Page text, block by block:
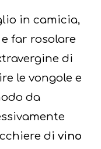
in camicia,
far rosolare
di
le vongole e
da
divino